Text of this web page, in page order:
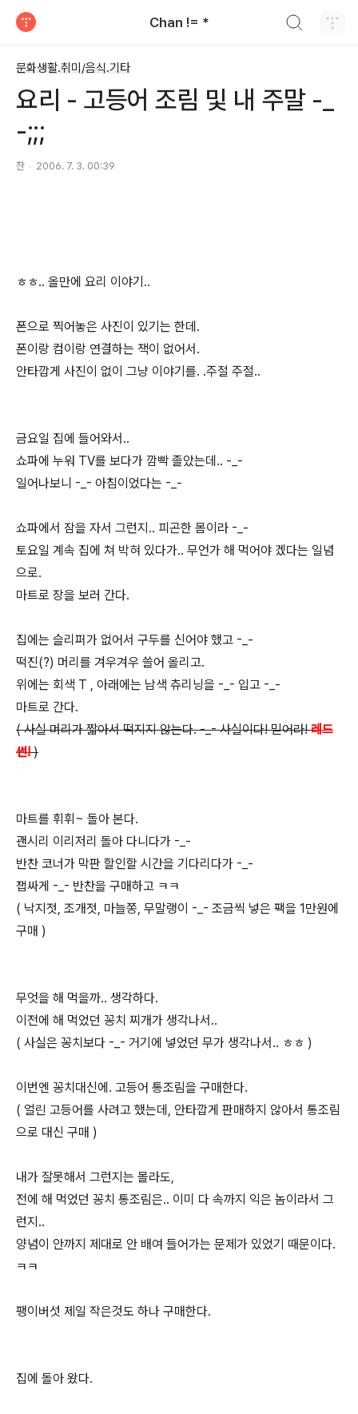
Chan != *
문화생활.취미/음식.기타
요리 - 고등어 조림 및 내 주말 -_
-;;;
찬 2006. 7. 3. 00:39
ㅎㅎ.. 올만에 요리 이야기..
폰으로 찍어놓은 사진이 있기는 한데.
폰이랑 컴이랑 연결하는 잭이 없어서.
안타깝게 사진이 없이 그냥 이야기를. .주절 주절..
금요일 집에 들어와서..
쇼파에 누워 TV를 보다가 깜빡 졸았는데.. -_-
일어나보니 -_- 아침이었다는 -_-
쇼파에서 잠을 자서 그런지.. 피곤한 몸이라 -_-
토요일 계속 집에 쳐 박혀 있다가.. 무언가 해 먹어야 겠다는 일념
으로.
마트로 장을 보러 간다.
집에는 슬리퍼가 없어서 구두를 신어야 했고 -_-
떡진(?) 머리를 겨우겨우 쓸어 올리고.
위에는 회색 T , 아래에는 남색 츄리닝을 -_- 입고 -_-
마트로 간다.
( 사실 머리가 짧아서 떡지지 않는다. -_- 사실이다! 믿어라!레드
썬!)
마트를 휘휘~ 돌아 본다.
괜시리 이리저리 돌아 다니다가 -_-
반찬 코너가 막판 할인할 시간을 기다리다가 -_-
잽싸게 -_- 반찬을 구매하고 ㅋㅋ
( 낙지젓, 조개젓, 마늘쫑, 무말랭이 -_- 조금씩 넣은 팩을 1만원에
구매 )
무엇을 해 먹을까.. 생각하다.
이전에 해 먹었던 꽁치 찌개가 생각나서..
( 사실은 꽁치보다 -_- 거기에 넣었던 무가 생각나서.. ㅎㅎ )
이번엔 꽁치대신에. 고등어 통조림을 구매한다.
( 얼린 고등어를 사려고 했는데, 안타깝게 판매하지 않아서 통조림
으로 대신 구매 )
내가 잘못해서 그런지는 몰라도,
전에 해 먹었던 꽁치 통조림은.. 이미 다 속까지 익은 놈이라서 그
런지..
양념이 안까지 제대로 안 배여 들어가는 문제가 있었기 때문이다.
ㅋㅋ
팽이버섯 제일 작은것도 하나 구매한다.
집에 돌아 왔다.